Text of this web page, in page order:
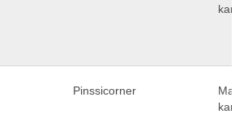
Pinssicorner